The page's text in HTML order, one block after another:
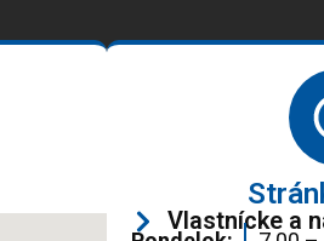
Vlastnícke a